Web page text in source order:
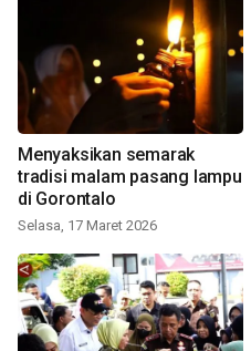
Menyaksikan semarak
tradisi malam pasang lampu
di Gorontalo
Selasa, 17 Maret 2026